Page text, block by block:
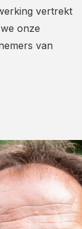
vertrekt
onze
van